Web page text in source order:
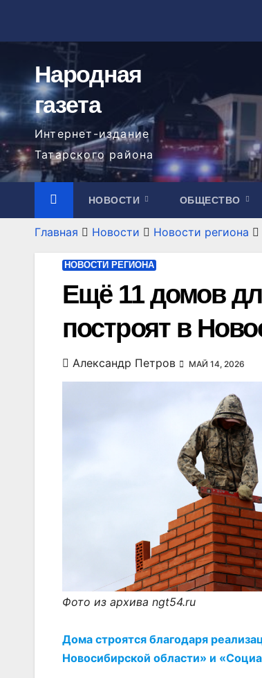
содержимому
Народная
газета
Интернет-издание
Татарского района
НОВОСТИ ОБЩЕСТВО
Главная Новости Новости региона
НОВОСТИ РЕГИОНА
Ещё 11 домов
построят в
Александр Петров МАЙ 14, 2026
Фото из архива ngt54.ru
Дома строятся благодаря
Новосибирской области» и